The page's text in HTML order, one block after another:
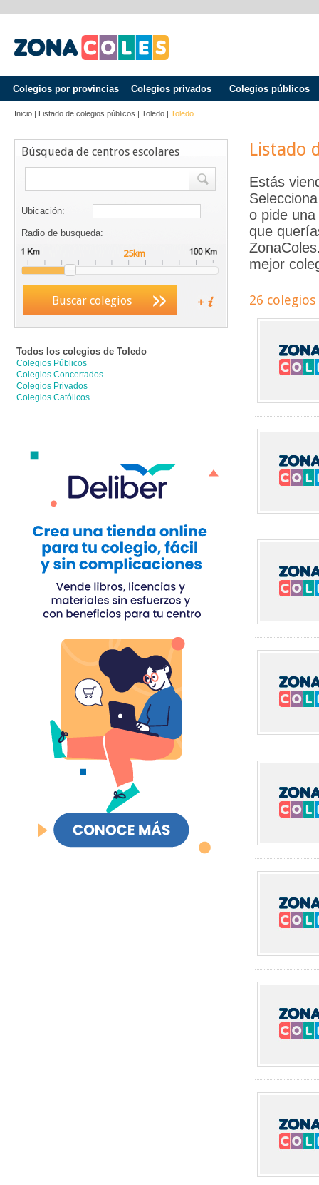
Colegios por provincias Colegios privados Colegios públicos
Inicio | Listado de colegios públicos | Toledo | Toledo
Búsqueda de centros escolares
Ubicación:
Radio de busqueda:
Buscar colegios
Todos los colegios de Toledo
Colegios Públicos
Colegios Concertados
Colegios Privados
Colegios Católicos
Listado
Estás
o pide
que
mejor
26